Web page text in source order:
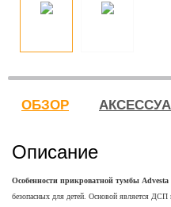
ОБЗОР
Описание
Особенности прикроватной тумбы Advesta
безопасных для детей. Основой является ДСП